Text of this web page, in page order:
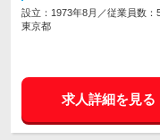
設立：1973年8月／従業員数：
東京都
求人詳細を見る